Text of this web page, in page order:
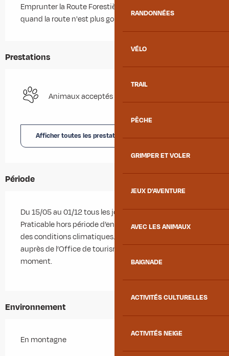
RANDONNÉES
VÉLO
TRAIL
PÊCHE
GRIMPER ET VOLER
JEUX D'AVENTURE
AVEC LES ANIMAUX
BAIGNADE
ACTIVITÉS CULTURELLES
ACTIVITÉS NEIGE
Emprunter la Route Forestière du Nant , et se garer
quand la route n'est plus goudronnée
Prestations
Animaux acceptés
Afficher toutes les prestations
Période
Du 15/05 au 01/12 tous les jours.
Praticable hors période d’enneigement et en fonction
des conditions climatiques. Se renseigner au préalable
auprès de l’Office de tourisme sur les conditions du
moment.
Environnement
En montagne